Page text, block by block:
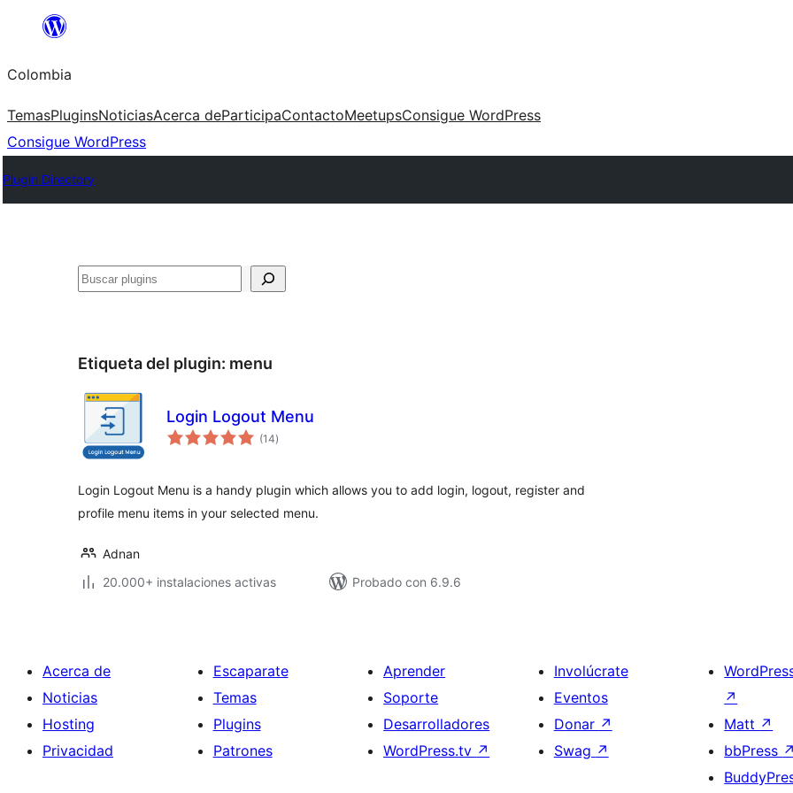
Saltar
contenido
Colombia
TemasPluginsNoticiasAcerca deParticipaContactoMeetupsConsigue WordPress
Consigue WordPress
Plugin Directory
Buscar
Etiqueta del plugin: menu
Login Logout Menu
(14total
de
)
Login Logout Menu is a handy plugin which allows you to add login, logout, register and
profile menu items in your selected menu.
Adnan
20.000+ instalaciones activas
Probado con 6.9.6
Acerca de
Noticias
Hosting
Privacidad
Escaparate
Temas
Plugins
Patrones
Aprender
Soporte
Desarrolladores
WordPress.tv ↗
Involúcrate
Eventos
Donar ↗
Swag ↗
↗
Matt ↗
bbPress ↗